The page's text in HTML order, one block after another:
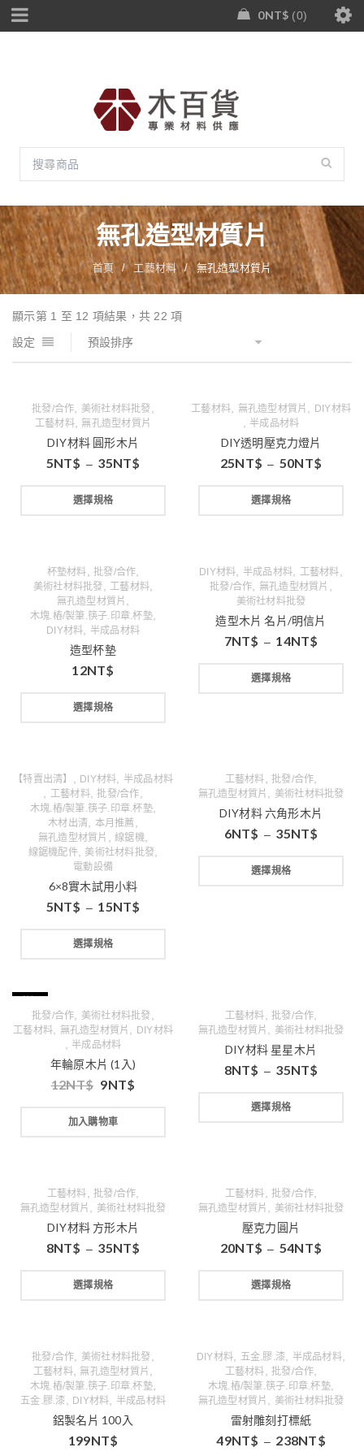
0NT$ 0
無孔造型材質片
首頁 / 工藝材料 / 無孔造型材質片
顯示第 1 至 12 項結果，共 22 項
設定
預設排序
批發/合作 美術社材料批發
工藝材料, 無孔造型材質片
DIY材料 圓形木片
5NT$ – 35NT$
選擇規格
工藝材料 無孔造型材質片 DIY材料
半成品材料
DIY透明壓克力燈片
25NT$ – 50NT$
選擇規格
杯墊材料 批發/合作
美術社材料批發 工藝材料
無孔造型材質片
木塊.樁/製筆.筷子.印章.杯墊,
DIY材料 半成品材料
造型杯墊
12NT$
選擇規格
DIY材料 半成品材料 工藝材料
批發/合作 無孔造型材質片
美術社材料批發
造型木片 名片/明信片
7NT$ – 14NT$
選擇規格
【特賣出清】 DIY材料 半成品材料
工藝材料,批發/合作
木塊.樁/製筆.筷子.印章.杯墊,
木材出清 本月推薦
無孔造型材質片 ,線鋸機
線鋸機配件, 美術社材料批發
電動設備
6×8實木試用小料
5NT$ – 15NT$
選擇規格
工藝材料 批發/合作
無孔造型材質片 美術社材料批發
DIY材料 六角形木片
6NT$ – 35NT$
選擇規格
批發/合作 美術社材料批發
工藝材料 無孔造型材質片 DIY材料
半成品材料
年輪原木片 (1入)
12NT$ 9NT$
加入購物車
工藝材料 批發/合作
無孔造型材質片 美術社材料批發
DIY材料 星星木片
8NT$ – 35NT$
選擇規格
工藝材料 批發/合作
無孔造型材質片 美術社材料批發
DIY材料 方形木片
8NT$ – 35NT$
選擇規格
工藝材料 批發/合作
無孔造型材質片 美術社材料批發
壓克力圓片
20NT$ – 54NT$
選擇規格
批發/合作 美術社材料批發
工藝材料, 無孔造型材質片
木塊.樁/製筆.筷子.印章.杯墊,
五金.膠.漆 DIY材料 半成品材料
鋁製名片 100入
199NT$
DIY材料 五金.膠.漆 半成品材料,
工藝材料 批發/合作
木塊.樁/製筆.筷子.印章.杯墊,
無孔造型材質片 美術社材料批發
雷射雕刻打標紙
49NT$ – 238NT$